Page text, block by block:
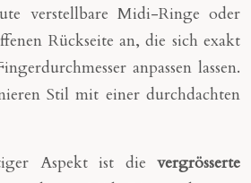
verstellbare Midi-Ringe oder
Rückseite an, die sich exakt
anpassen lassen.
Stil mit einer durchdachten
Aspekt ist die vergrösserte